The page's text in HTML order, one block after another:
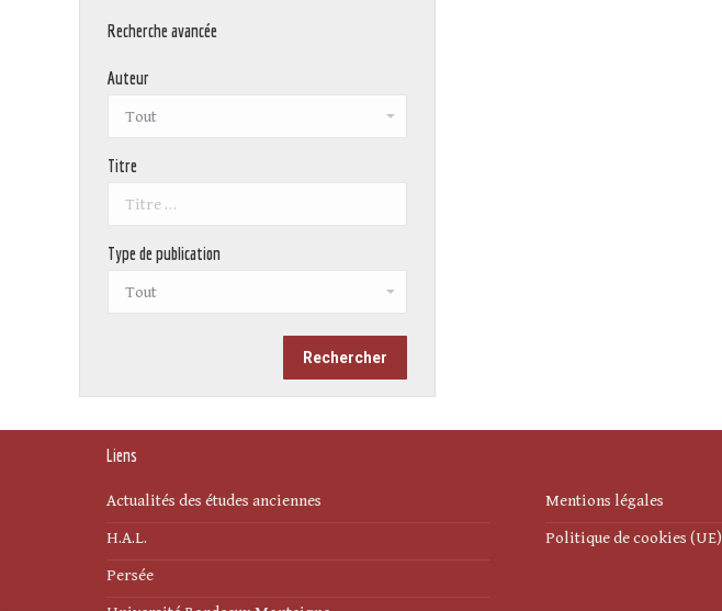
Recherche avancée
Auteur
Titre
Type de publication
Liens
Actualités des études anciennes
H.A.L.
Persée
Mentions légales
Politique de cookies (UE)